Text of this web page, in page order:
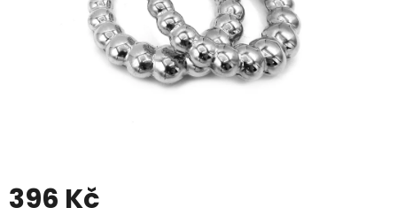
396 Kč